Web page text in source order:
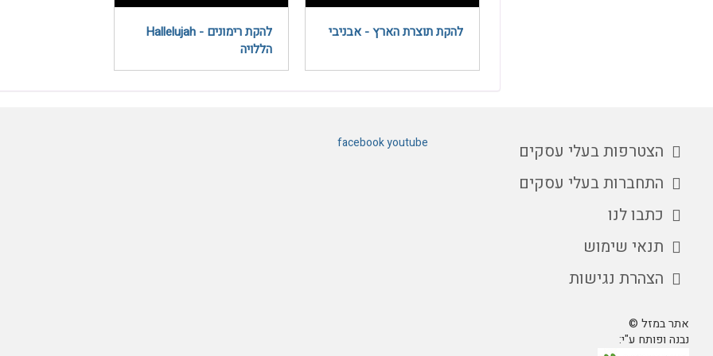
להקת תוצרת הארץ - אבניבי
להקת רימונים - Hallelujah
הללויה
facebookyoutube
הצטרפות בעלי עסקים
התחברות בעלי עסקים
כתבו לנו
תנאי שימוש
הצהרת נגישות
אתר במזל ©
נבנה ופותח ע"י: